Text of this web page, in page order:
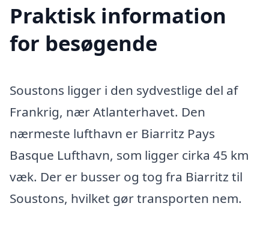
Praktisk information
for besøgende
Soustons ligger i den sydvestlige del af
Frankrig, nær Atlanterhavet. Den
nærmeste lufthavn er Biarritz Pays
Basque Lufthavn, som ligger cirka 45 km
væk. Der er busser og tog fra Biarritz til
Soustons, hvilket gør transporten nem.